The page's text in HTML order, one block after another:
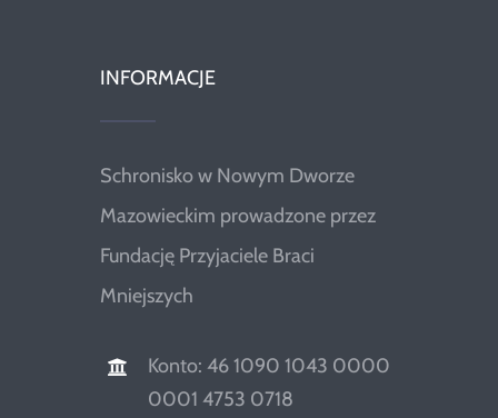
INFORMACJE
Schronisko w Nowym Dworze
Mazowieckim prowadzone przez
Fundację Przyjaciele Braci
Mniejszych
Konto: 46 1090 1043 0000
0001 4753 0718